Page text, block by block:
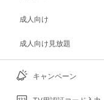
成人向け
成人向け見放題
キャンペーン